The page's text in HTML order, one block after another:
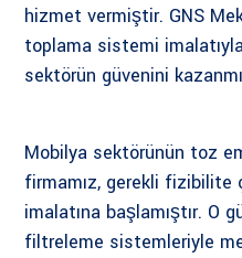
hizmet vermiştir. GNS
toplama sistemi
sektörün güvenini
Mobilya sektörünün toz
firmamız, gerekli fizibilite
imalatına başlamıştır. O
filtreleme sistemleriyle